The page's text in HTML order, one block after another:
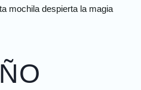
mochila despierta la magia